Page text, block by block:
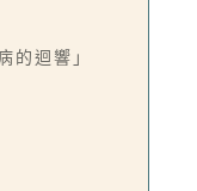
的迴響」